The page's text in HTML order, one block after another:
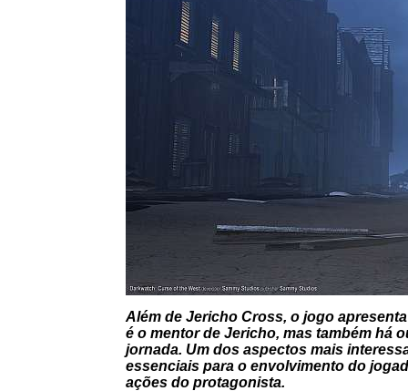
Além de Jericho Cross, o jogo
é o mentor de Jericho, mas também há
jornada. Um dos aspectos mais
essenciais para o envolvimento do
ações do protagonista.